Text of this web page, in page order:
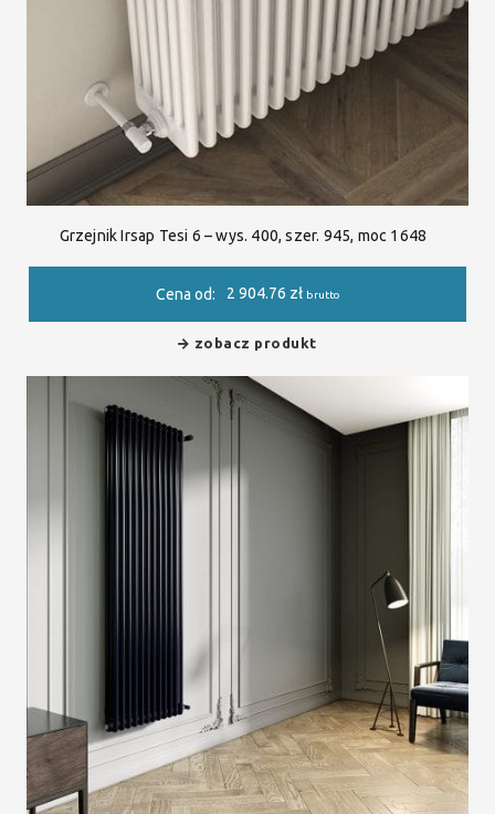
Grzejnik Irsap Tesi 6 – wys. 400, szer. 945, moc 1648
Cena od: 2 904.76 zł brutto
zobacz produkt